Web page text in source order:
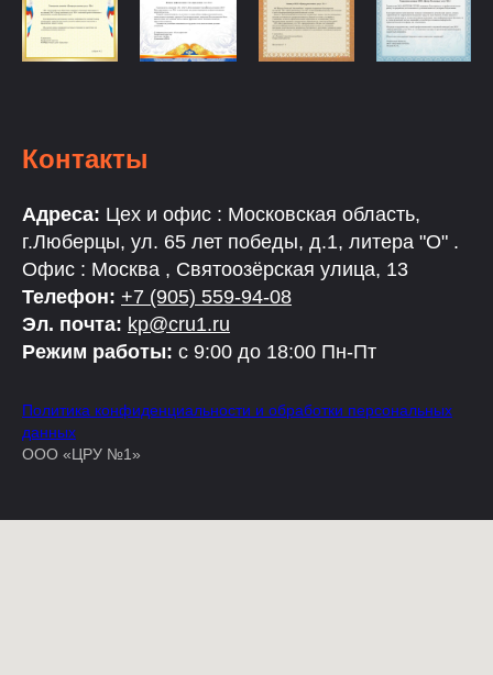
Контакты
Адреса: Цех и офис : Московская область,
г.Люберцы, ул. 65 лет победы, д.1, литера "О" .
Офис : Москва , Святоозёрская улица, 13
Телефон: +7 (905) 559-94-08
Эл. почта: kp@cru1.ru
Режим работы: с 9:00 до 18:00 Пн-Пт
Политика конфиденциальности и обработки персональных
данных
ООО «ЦРУ №1»